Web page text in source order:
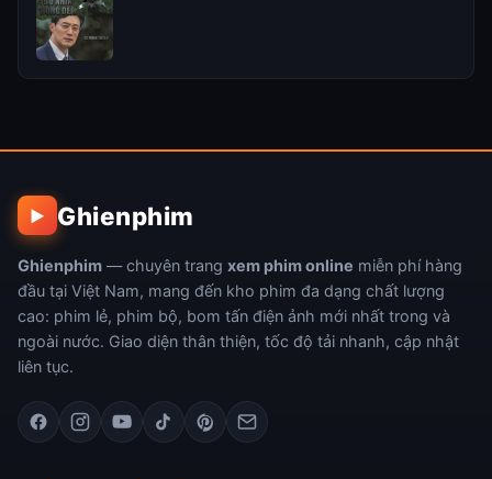
▶ Ghienphim
Ghienphim — chuyên trang xem phim online miễn phí hàng
đầu tại Việt Nam, mang đến kho phim đa dạng chất lượng
cao: phim lẻ, phim bộ, bom tấn điện ảnh mới nhất trong và
ngoài nước. Giao diện thân thiện, tốc độ tải nhanh, cập nhật
liên tục.